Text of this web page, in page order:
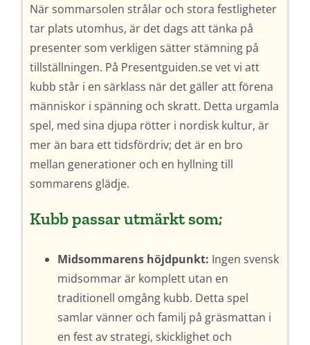
När sommarsolen strålar och stora festligheter
tar plats utomhus, är det dags att tänka på
presenter som verkligen sätter stämning på
tillställningen. På Presentguiden.se vet vi att
kubb står i en särklass när det gäller att förena
människor i spänning och skratt. Detta urgamla
spel, med sina djupa rötter i nordisk kultur, är
mer än bara ett tidsfördriv; det är en bro
mellan generationer och en hyllning till
sommarens glädje.
Kubb passar utmärkt som;
Midsommarens höjdpunkt: Ingen svensk
midsommar är komplett utan en
traditionell omgång kubb. Detta spel
samlar vänner och familj på gräsmattan i
en fest av strategi, skicklighet och